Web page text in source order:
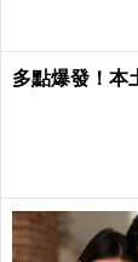
多點爆發！本